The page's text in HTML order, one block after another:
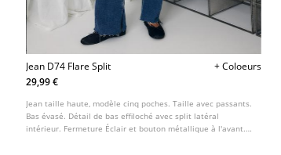
Jean D74 Flare Split
+ Coloeurs
29,99 €
Jean taille haute, modèle cinq poches. Taille avec passants.
Bas évasé. Détail de bas effiloché avec split latéral
intérieur. Fermeture Éclair et bouton métallique à l'avant.